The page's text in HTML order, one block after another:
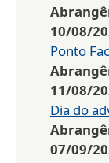
10/08/
Ponto
11/08/
Dia do
07/09/